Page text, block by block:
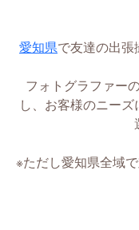
愛知県で友達の出
フォトグラファー
し、お客様のニー
※ただし愛知県全域